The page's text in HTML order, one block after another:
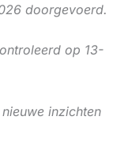
doorgevoerd.
op 13-
inzichten